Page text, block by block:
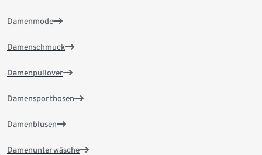
Damenmode
Damenschmuck
Damenpullover
Damensporthosen
Damenblusen
Damenunterwäsche